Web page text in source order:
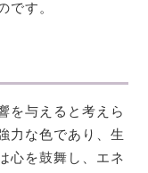
です。
を与えると考えら
力な色であり、生
心を鼓舞し、エネ